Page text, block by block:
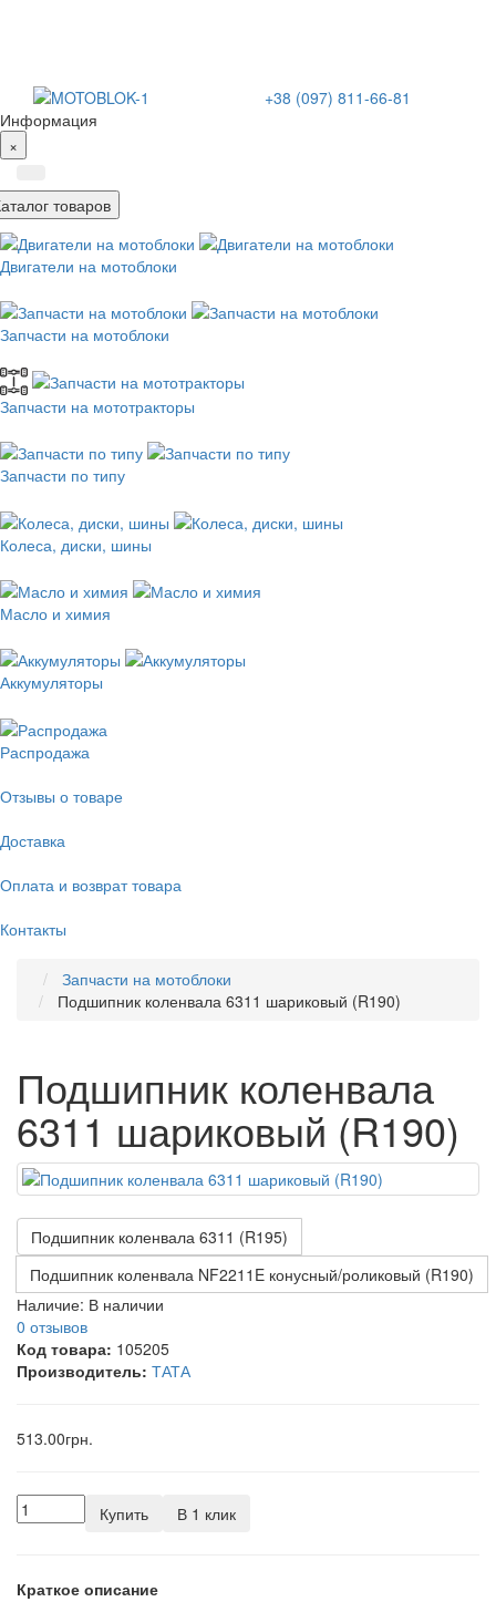
+38 (097) 811-66-81
Информация
×
товаров
Двигатели на мотоблоки
Запчасти на мотоблоки
Запчасти на мототракторы
Запчасти по типу
Колеса, диски, шины
Масло и химия
Аккумуляторы
Распродажа
Отзывы о товаре
Доставка
Оплата и возврат товара
Контакты
Запчасти на мотоблоки
Подшипник коленвала 6311 шариковый (R190)
Подшипник коленвала
6311 шариковый (R190)
Подшипник коленвала 6311 (R195)
Подшипник коленвала NF2211E конусный/роликовый (R190)
Наличие: В наличии
0 отзывов
Код товара: 105205
Производитель: ТАТА
513.00грн.
Купить В 1 клик
Краткое описание